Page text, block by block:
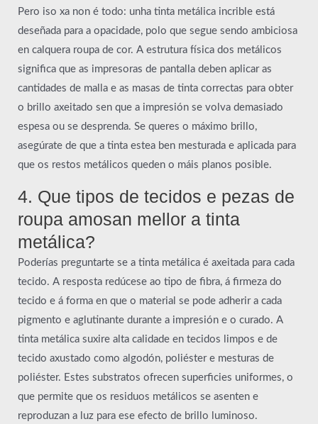
Pero iso xa non é todo: unha tinta metálica incrible está
deseñada para a opacidade, polo que segue sendo ambiciosa
en calquera roupa de cor. A estrutura física dos metálicos
significa que as impresoras de pantalla deben aplicar as
cantidades de malla e as masas de tinta correctas para obter
o brillo axeitado sen que a impresión se volva demasiado
espesa ou se desprenda. Se queres o máximo brillo,
asegúrate de que a tinta estea ben mesturada e aplicada para
que os restos metálicos queden o máis planos posible.
4. Que tipos de tecidos e pezas de
roupa amosan mellor a tinta
metálica?
Poderías preguntarte se a tinta metálica é axeitada para cada
tecido. A resposta redúcese ao tipo de fibra, á firmeza do
tecido e á forma en que o material se pode adherir a cada
pigmento e aglutinante durante a impresión e o curado. A
tinta metálica suxire alta calidade en tecidos limpos e de
tecido axustado como algodón, poliéster e mesturas de
poliéster. Estes substratos ofrecen superficies uniformes, o
que permite que os residuos metálicos se asenten e
reproduzan a luz para ese efecto de brillo luminoso.